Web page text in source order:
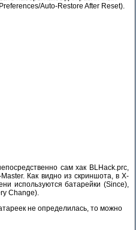
Auto-Restore After Reset).
сам хак BLHack.prc,
Как видно из скриншота, в X-
используются батарейки (Since),
Change).
не определилась, то можно